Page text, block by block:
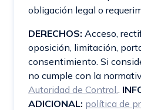
obligación legal o
DERECHOS: Acceso,
oposición, limitación,
consentimiento. Si
no cumple con la
Autoridad de Control..
ADICIONAL: política de